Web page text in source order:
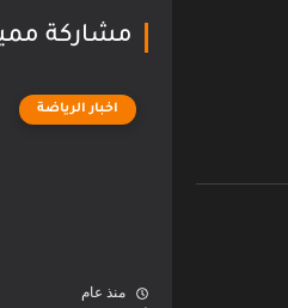
مشاركة
اخبار الرياضة
منذ عام